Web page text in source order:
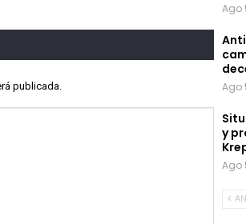
publicada.
Ago
Ago
y
Ago